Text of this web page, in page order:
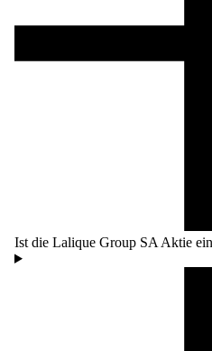
Ist die Lalique Group SA Aktie